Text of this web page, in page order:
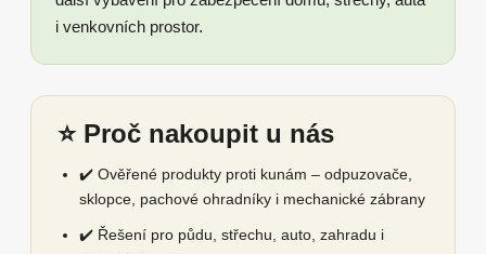
i venkovních prostor.
⭐ Proč nakoupit u nás
✔️ Ověřené produkty proti kunám – odpuzovače,
sklopce, pachové ohradníky i mechanické zábrany
✔️ Řešení pro půdu, střechu, auto, zahradu i